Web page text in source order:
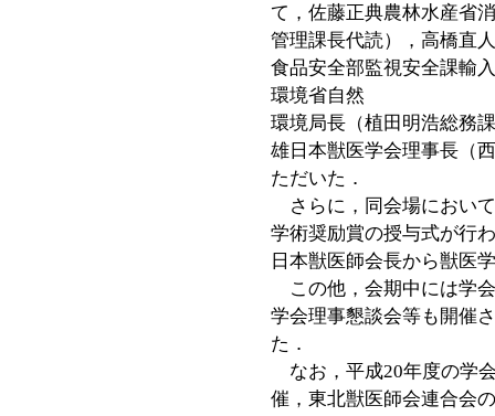
て，佐藤正典農林水産省
管理課長代読），高橋直
食品安全部監視安全課輸
環境省自然
環境局長（植田明浩総務
雄日本獣医学会理事長（
ただいた．
さらに，同会場におい
学術奨励賞の授与式が行
日本獣医師会長から獣医
この他，会期中には学
学会理事懇談会等も開催
た．
なお，平成20年度の学
催，東北獣医師会連合会